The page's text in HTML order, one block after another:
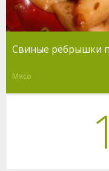
Свиные рёбрышки
Мясо